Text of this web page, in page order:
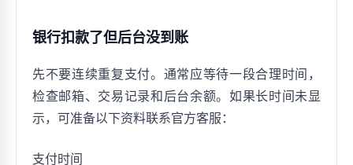
银行扣款了但后台没到账
先不要连续重复支付。通常应等待一段合理时间，
检查邮箱、交易记录和后台余额。如果长时间未显
示，可准备以下资料联系官方客服：
支付时间